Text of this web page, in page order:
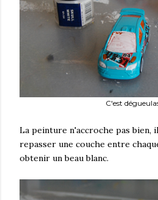
C'est
La peinture n'accroche pas
repasser une couche entre
obtenir un beau blanc.